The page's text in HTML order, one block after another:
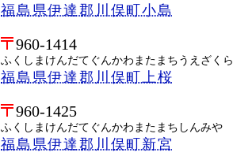
福島県伊達郡川俣町小島
960-1414
ふくしまけんだてぐんかわまたまちうえざくら
福島県伊達郡川俣町上桜
960-1425
ふくしまけんだてぐんかわまたまちしんみや
福島県伊達郡川俣町新宮